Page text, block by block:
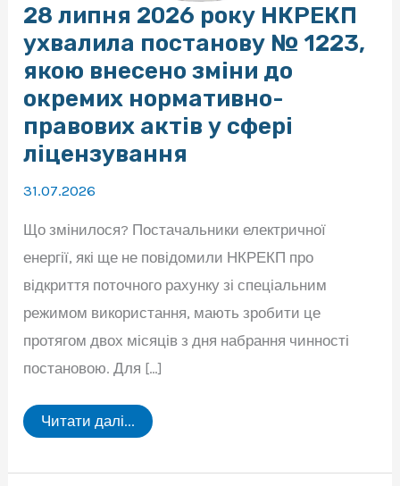
28 липня 2026 року НКРЕКП
ухвалила постанову № 1223,
якою внесено зміни до
окремих нормативно-
правових актів у сфері
ліцензування
31.07.2026
Що змінилося? Постачальники електричної
енергії, які ще не повідомили НКРЕКП про
відкриття поточного рахунку зі спеціальним
режимом використання, мають зробити це
протягом двох місяців з дня набрання чинності
постановою. Для […]
28
липня
Читати далі...